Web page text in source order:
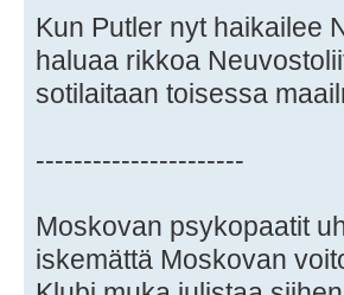
Kun Putler nyt haikailee
haluaa rikkoa
sotilaitaan toisessa
----------------------
Moskovan psykopaatit
iskemättä Moskovan